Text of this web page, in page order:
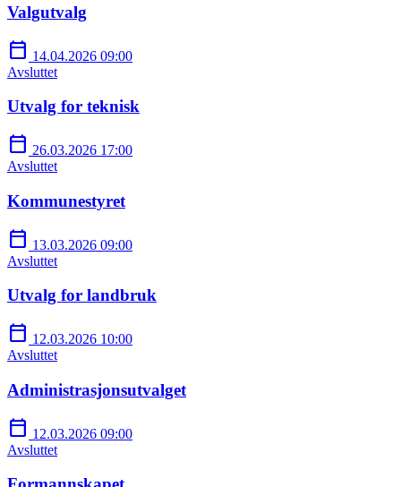
Valgutvalg
calendar_today 14.04.2026 09:00
Avsluttet
Utvalg for teknisk
calendar_today 26.03.2026 17:00
Avsluttet
Kommunestyret
calendar_today 13.03.2026 09:00
Avsluttet
Utvalg for landbruk
calendar_today 12.03.2026 10:00
Avsluttet
Administrasjonsutvalget
calendar_today 12.03.2026 09:00
Avsluttet